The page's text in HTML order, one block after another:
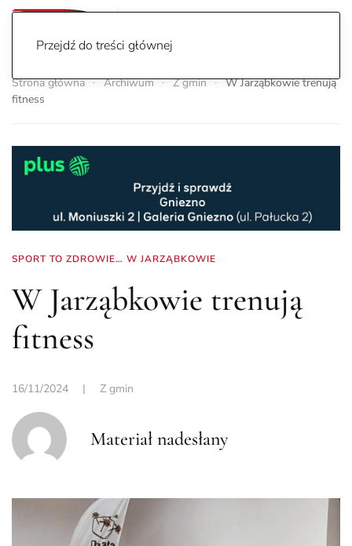
Przejdź do treści głównej
Strona główna Archiwum Z gmin
W Jarząbkowie trenują
fitness
SPORT TO ZDROWIE… W JARZĄBKOWIE
W Jarząbkowie trenują
fitness
16/11/2024 | Z gmin
Materiał nadesłany